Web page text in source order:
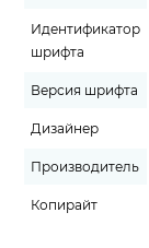
Идентификатор
шрифта
Версия шрифта
Дизайнер
Производитель
Копирайт